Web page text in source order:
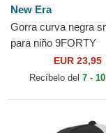
New Era
Gorra curva negra
para niño 9FORTY
Wordmark de
Harry Potter de
EUR 23,95
Recíbelo del 7 -